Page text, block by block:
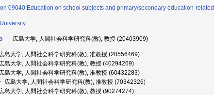
09040:Education on school subjects and primary/secondary education-related
広島大学, 人間社会科学研究科(教), 教授 (20403909)
島大学, 人間社会科学研究科(教), 准教授 (20556469)
島大学, 人間社会科学研究科(教), 教授 (40294269)
島大学, 人間社会科学研究科(教), 准教授 (60432283)
広島大学, 人間社会科学研究科(教), 准教授 (70342326)
島大学, 人間社会科学研究科(教), 教授 (90274274)